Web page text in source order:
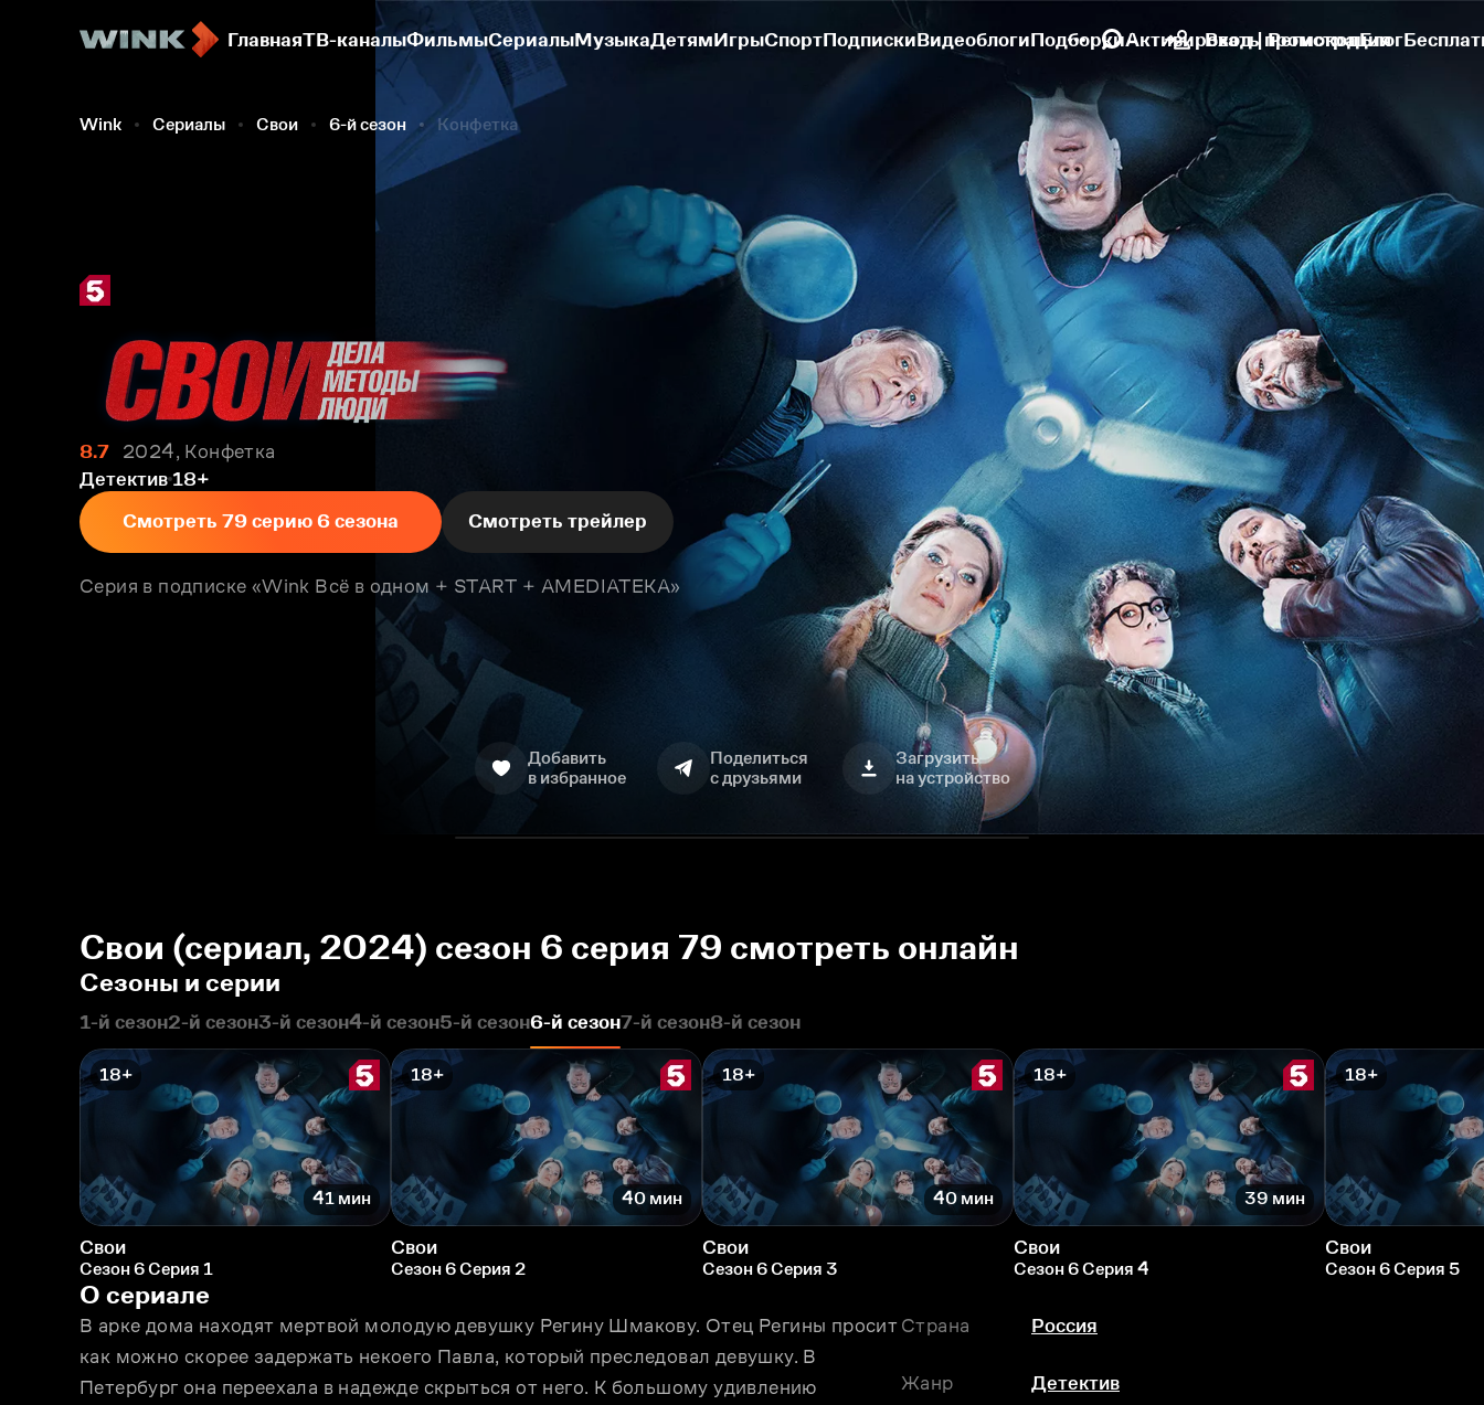
ГлавнаяТВ-каналыФильмыСериалыМузыкаДетямИгрыСпортПодпискиВидеоблогиПодборкиАктивировать промокодБлог
Вход | Регистрация
Wink Сериалы Свои 6-й сезон Конфетка
8.7
2024, Конфетка
Детектив 18+
Смотреть 79 серию 6 сезона
Смотреть трейлер
Серия в подписке «Wink Всё в одном + START + AMEDIATEKA»
Добавить
в избранное
Поделиться
с друзьями
Загрузить
на устройство
Свои (сериал, 2024) сезон 6 серия 79 смотреть онлайн
Сезоны и серии
1-й сезон2-й сезон3-й сезон4-й сезон5-й сезон6-й сезон7-й сезон8-й сезон
18+
41 мин
Свои
Сезон 6 Серия 1
18+
40 мин
Свои
Сезон 6 Серия 2
18+
40 мин
Свои
Сезон 6 Серия 3
18+
39 мин
Свои
Сезон 6 Серия 4
18+
Свои
Сезон 6 Серия 5
О сериале
В арке дома находят мертвой молодую девушку Регину Шмакову. Отец Регины просит
как можно скорее задержать некоего Павла, который преследовал девушку. В
Петербург она переехала в надежде скрыться от него. К большому удивлению
Страна Россия
Жанр Детектив